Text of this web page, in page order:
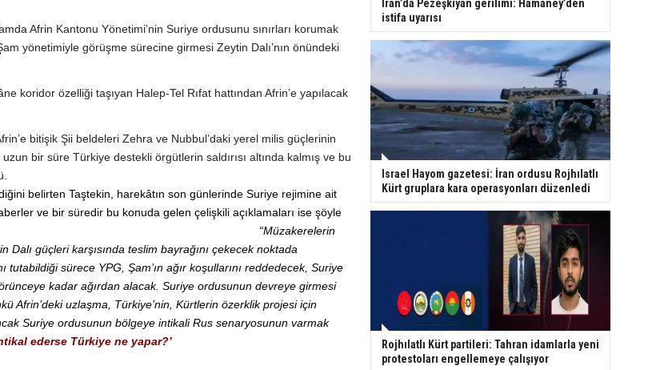
Afrin Kantonu Yönetimi’nin Suriye ordusunu sınırları korumak
yönetimiyle görüşme sürecine girmesi Zeytin Dalı’nın önündeki
koridor özelliği taşıyan Halep-Tel Rıfat hattından Afrin’e yapılacak
bitişik Şii beldeleri Zehra ve Nubbul’daki yerel milis güçlerinin
bir süre Türkiye destekli örgütlerin saldırısı altında kalmış ve bu
belirten Taştekin, harekâtın son günlerinde Suriye rejimine ait
ve bir süredir bu konuda gelen çelişkili açıklamaları ise şöyle
“Müzakerelerin
Dalı güçleri karşısında teslim bayrağını çekecek noktada
tutabildiği sürece YPG, Şam’ın ağır koşullarını reddedecek, Suriye
kadar ağırdan alacak. Suriye ordusunun devreye girmesi
Afrin’deki uzlaşma, Türkiye’nin, Kürtlerin özerklik projesi için
Suriye ordusunun bölgeye intikali Rus senaryosunun varmak
ederse Türkiye ne yapar?’
İran’da Pezeşkiyan gerilimi: Hamaney’den
istifa uyarısı
Israel Hayom gazetesi: İran ordusu Rojhılatlı
Kürt gruplara kara operasyonları düzenledi
Rojhılatlı Kürt partileri: Tahran idamlarla yeni
protestoları engellemeye çalışıyor